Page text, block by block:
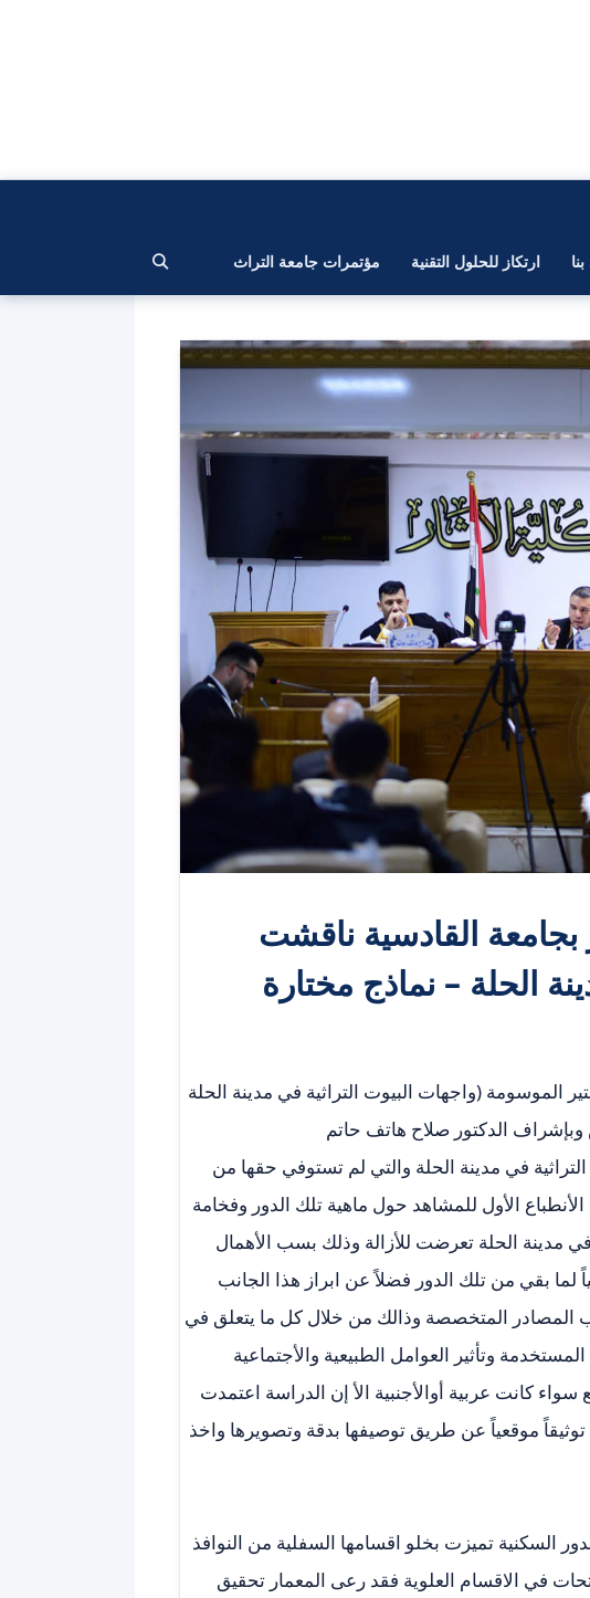
ارتكاز للحلول التقنية مؤتمرات جامعة التراث
بجامعة القادسية ناقشت
الحلة – نماذج مختارة
الموسومة (واجهات البيوت التراثية في مدينة الحلة
الدكتور صلاح هاتف حاتم
في مدينة الحلة والتي لم تستوفي حقها من
الأول للمشاهد حول ماهية تلك الدور وفخامة
مدينة الحلة تعرضت للأزالة وذلك بسب الأهمال
لما بقي من تلك الدور فضلاً عن ابراز هذا الجانب
المصادر المتخصصة وذالك من خلال كل ما يتعلق في
وتأثير العوامل الطبيعية والأجتماعية
كانت عربية أوالأجنبية الأ إن الدراسة اعتمدت
موقعياً عن طريق توصيفها بدقة وتصويرها واخذ
السكنية تميزت بخلو اقسامها السفلية من النوافذ
في الاقسام العلوية فقد رعى المعمار تحقيق